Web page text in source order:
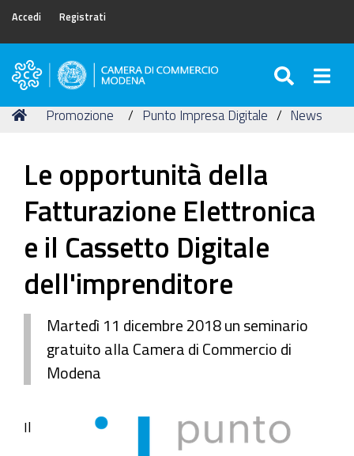
Accedi Registrati
Camera
Commercio
Tu
Home
Promozione Punto Impresa Digitale News
Le opportunità della
Fatturazione Elettronica
e il Cassetto Digitale
dell'imprenditore
Martedì 11 dicembre 2018 un seminario
gratuito alla Camera di Commercio di
Modena
Il